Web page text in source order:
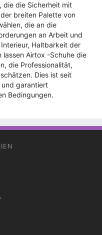
die die Sicherheit mit
breiten Palette von
die an die
an Arbeit und
Haltbarkeit der
lassen Airtox -Schuhe die
die Professionalität,
Dies ist seit
und garantiert
Bedingungen.